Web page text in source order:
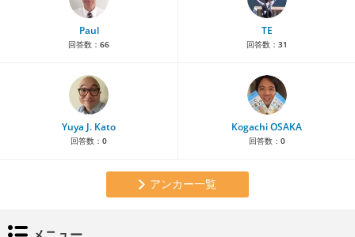
Paul
回答数： 66
TE
回答数： 31
Yuya J. Kato
回答数： 0
Kogachi OSAKA
回答数： 0
アンカー一覧